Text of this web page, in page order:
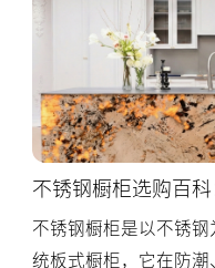
不锈钢橱柜是以不锈
统板式橱柜，它在防